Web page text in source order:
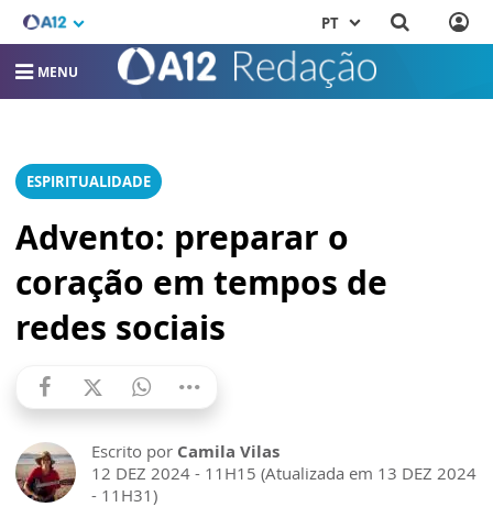
PT
MENU
ESPIRITUALIDADE
Advento: preparar o
coração em tempos de
redes sociais
Escrito por Camila Vilas
12 DEZ 2024 - 11H15 (Atualizada em 13 DEZ 2024
- 11H31)